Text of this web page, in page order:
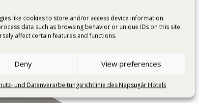
like cookies to store and/or access device information.
data such as browsing behavior or unique IDs on this site.
affect certain features and functions.
Deny View preferences
und Datenverarbeitungsrichtlinie des Napsugár Hotels